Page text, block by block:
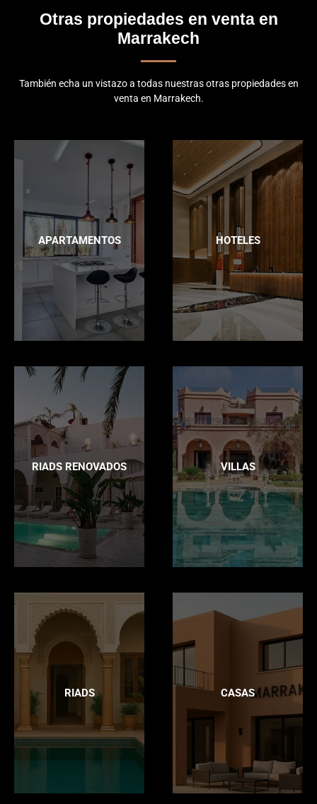
Otras propiedades en venta en
Marrakech
También echa un vistazo a todas nuestras otras propiedades en
venta en Marrakech.
APARTAMENTOS HOTELES
RIADS RENOVADOS VILLAS
RIADS CASAS